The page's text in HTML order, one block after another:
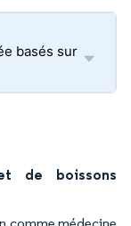
basés sur
de boissons